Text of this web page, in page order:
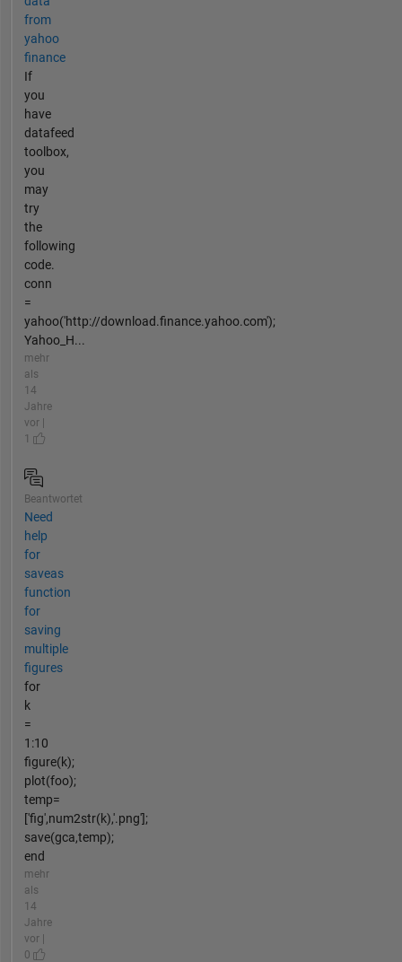
from
yahoo
finance
If
you
have
datafeed
toolbox,
you
may
try
the
following
code.
conn
=
yahoo('http://download.finance.yahoo.com');
Yahoo_H...
mehr
als
14
Jahre
vor |
1
Beantwortet
Need
help
for
saveas
function
for
saving
multiple
figures
for
k
=
1:10
figure(k);
plot(foo);
temp=
['fig',num2str(k),'.png'];
save(gca,temp);
end
mehr
als
14
Jahre
vor |
0